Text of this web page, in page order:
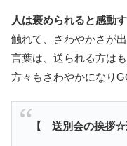
人は褒められると感動
触れて、さわやかさが
言葉は、送られる方は
方々もさわやかになり
【 送別会の挨拶